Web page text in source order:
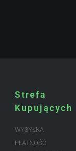
Strefa
Kupujących
WYSYŁKA
PŁATNOŚĆ